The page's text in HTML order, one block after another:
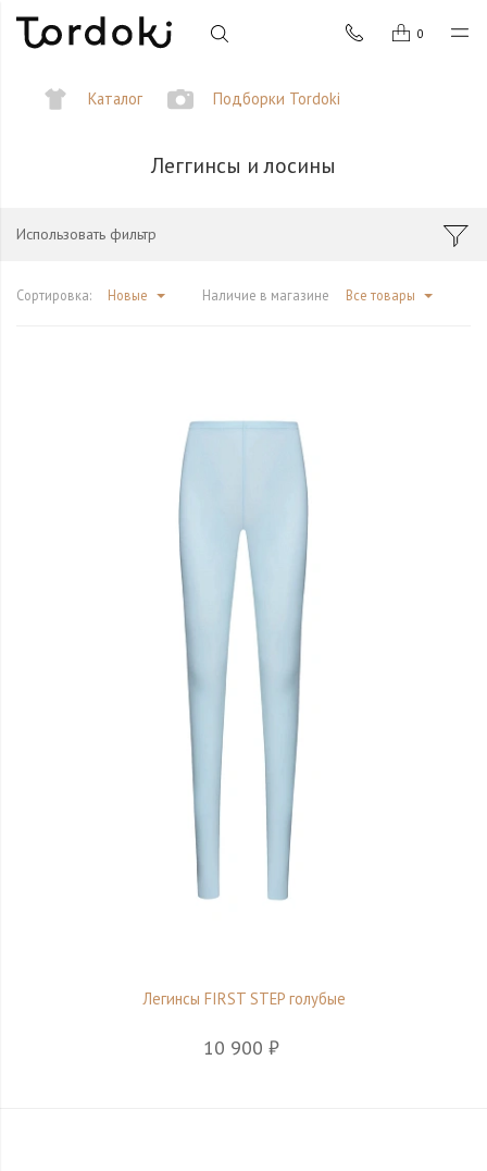
0
Каталог Подборки Tordoki
Леггинсы и лосины
Использовать фильтр
Сортировка: Новые Наличие в магазине Все товары
Легинсы FIRST STEP голубые
10 900 ₽